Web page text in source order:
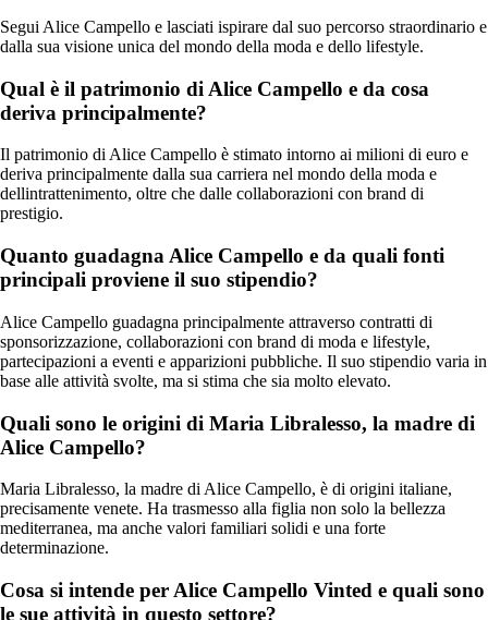
Segui Alice Campello e lasciati ispirare dal suo percorso straordinario e
dalla sua visione unica del mondo della moda e dello lifestyle.
Qual è il patrimonio di Alice Campello e da cosa
deriva principalmente?
Il patrimonio di Alice Campello è stimato intorno ai milioni di euro e
deriva principalmente dalla sua carriera nel mondo della moda e
dellintrattenimento, oltre che dalle collaborazioni con brand di
prestigio.
Quanto guadagna Alice Campello e da quali fonti
principali proviene il suo stipendio?
Alice Campello guadagna principalmente attraverso contratti di
sponsorizzazione, collaborazioni con brand di moda e lifestyle,
partecipazioni a eventi e apparizioni pubbliche. Il suo stipendio varia in
base alle attività svolte, ma si stima che sia molto elevato.
Quali sono le origini di Maria Libralesso, la madre di
Alice Campello?
Maria Libralesso, la madre di Alice Campello, è di origini italiane,
precisamente venete. Ha trasmesso alla figlia non solo la bellezza
mediterranea, ma anche valori familiari solidi e una forte
determinazione.
Cosa si intende per Alice Campello Vinted e quali sono
le sue attività in questo settore?